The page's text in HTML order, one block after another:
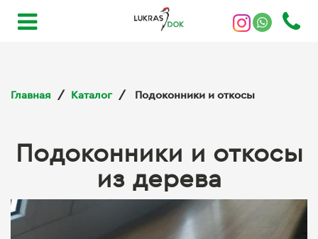
Главная Каталог Подоконники и откосы
Подоконники и откосы
из дерева